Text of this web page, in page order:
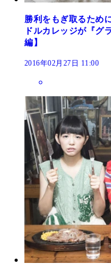
勝利をもぎ取るため
ドルカレッジが『グ
編】
2016年02月27日 11:00